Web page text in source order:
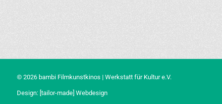
© 2026 bambi Filmkunstkinos | Werkstatt für Kultur e.V.
Design: [tailor-made] Webdesign